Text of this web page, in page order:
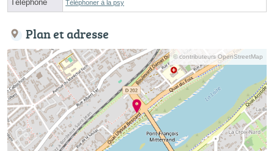
Téléphone Téléphoner à la psy
Plan et adresse
© contributeurs OpenStreetMap